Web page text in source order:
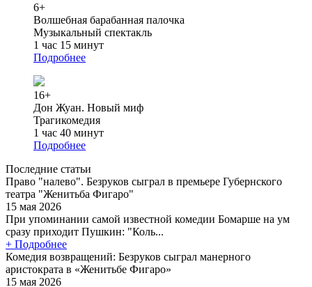
6+
Волшебная барабанная палочка
Музыкальный спектакль
1 час 15 минут
Подробнее
16+
Дон Жуан. Новый миф
Трагикомедия
1 час 40 минут
Подробнее
Последние статьи
Право "налево". Безруков сыграл в премьере Губернского
театра "Женитьба Фигаро"
15 мая 2026
При упоминании самой известной комедии Бомарше на ум
сразу приходит Пушкин: "Коль...
+ Подробнее
Комедия возвращений: Безруков сыграл манерного
аристократа в «Женитьбе Фигаро»
15 мая 2026